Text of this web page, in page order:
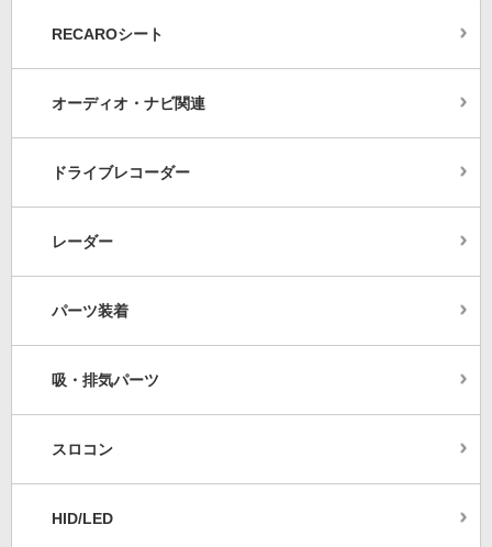
RECAROシート
オーディオ・ナビ関連
ドライブレコーダー
レーダー
パーツ装着
吸・排気パーツ
スロコン
HID/LED